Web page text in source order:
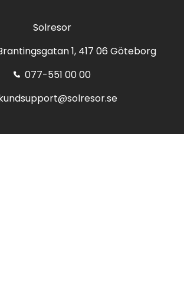
Solresor
1, 417 06 Göteborg
077-551 00 00